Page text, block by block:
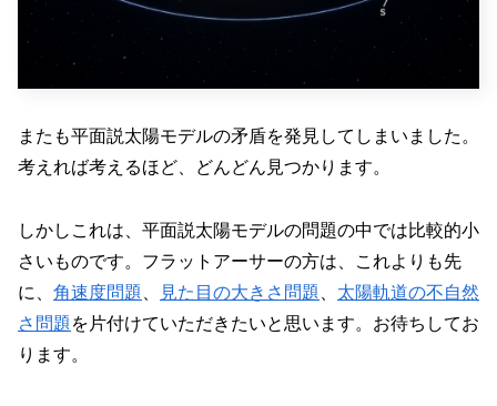
またも平面説太陽モデルの矛盾を発見してしまいました。
考えれば考えるほど、どんどん見つかります。
しかしこれは、平面説太陽モデルの問題の中では比較的小
さいものです。フラットアーサーの方は、これよりも先
に、 角速度問題 見た目の大きさ問題
太陽軌道の不自然
さ問題 を片付けていただきたいと思います。お待ちしてお
ります。